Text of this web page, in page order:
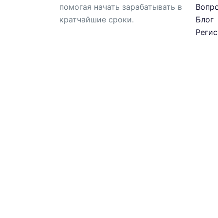
помогая начать зарабатывать в
кратчайшие сроки.
Блог